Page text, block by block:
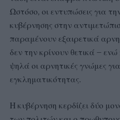
Ωστόσο, οι εντυπώσεις για
κυβέρνησης στην
παραμένουν εξαιρετικά
δεν την κρίνουν θετικά –
ψηλά οι αρνητικές γνώμες
εγκληματικότητας.
Η κυβέρνηση κερδίζει δύο